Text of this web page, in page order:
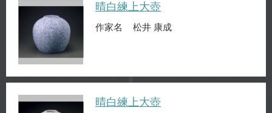
晴白練上大壺
作家名 松井 康成
晴白練上大壺